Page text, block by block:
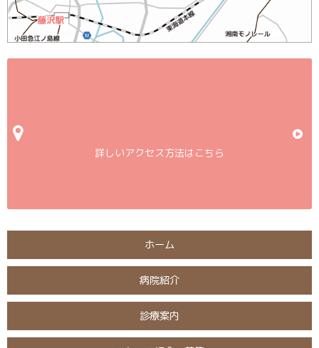
詳しいアクセス方法はこちら
ホーム
病院紹介
診療案内